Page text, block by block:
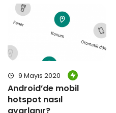
9 Mayıs 2020
Android’de mobil
hotspot nasıl
ayarlanır?